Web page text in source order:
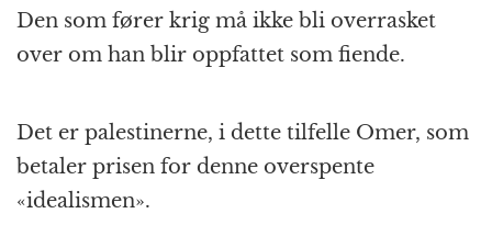
Den som fører krig må ikke bli overrasket
over om han blir oppfattet som fiende.
Det er palestinerne, i dette tilfelle Omer, som
betaler prisen for denne overspente
«idealismen».